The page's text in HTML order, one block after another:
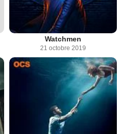
Watchmen
21 octobre 2019